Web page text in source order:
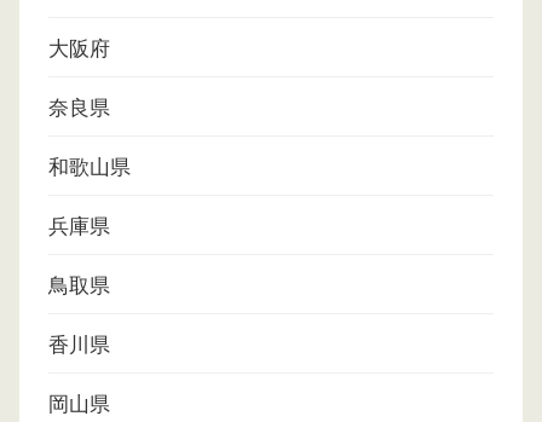
大阪府
奈良県
和歌山県
兵庫県
鳥取県
香川県
岡山県